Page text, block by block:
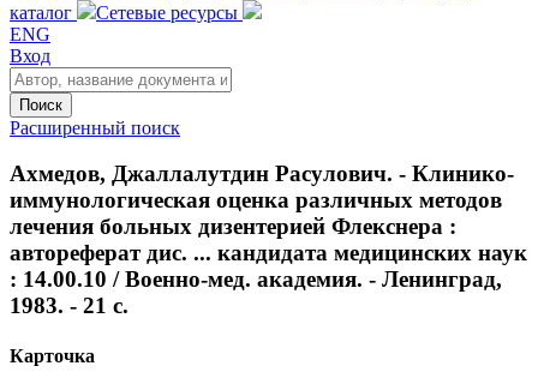
каталог
Сетевые ресурсы
ENG
Вход
Поиск
Расширенный поиск
Ахмедов, Джаллалутдин Расулович. - Клинико-
иммунологическая оценка различных методов
лечения больных дизентерией Флекснера :
автореферат дис. ... кандидата медицинских наук
: 14.00.10 / Военно-мед. академия. - Ленинград,
1983. - 21 с.
Карточка